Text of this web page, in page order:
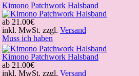
Kimono Patchwork Halsband
ab 21.00€
inkl. MwSt. zzgl. Versand
Muss ich haben
Kimono Patchwork Halsband
ab 21.00€
inkl. MwSt. zzgl. Versand